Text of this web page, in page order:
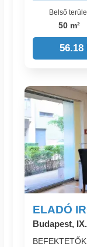
Belső
50 m²
56.18
ELADÓ
Budapest,